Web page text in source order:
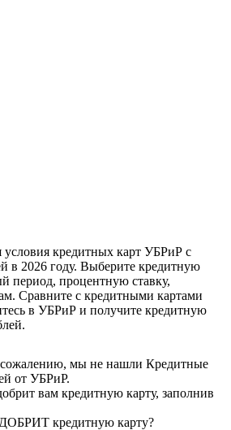
условия кредитных карт УБРиР с
в 2026 году. Выберите кредитную
период, процентную ставку,
Сравните с кредитными картами
в УБРиР и получите кредитную
мы не нашли Кредитные
от УБРиР.
вам кредитную карту, заполнив
кредитную карту?